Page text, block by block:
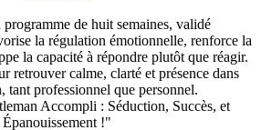
de huit semaines, validé
la régulation émotionnelle, renforce la
la capacité à répondre plutôt que réagir.
retrouver calme, clarté et présence dans
tant professionnel que personnel.